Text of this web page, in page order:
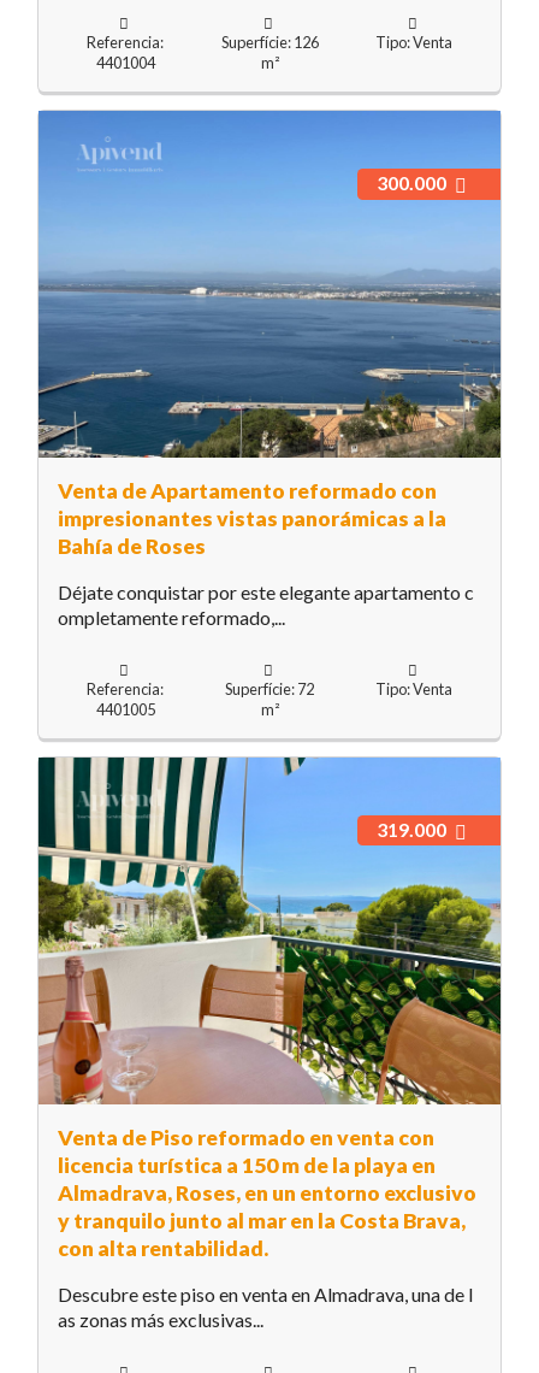
Referencia:
4401004
Superfície: 126
m²
Tipo: Venta
Venta de Apartamento reformado con
impresionantes vistas panorámicas a la
Bahía de Roses
300.000
Déjate conquistar por este elegante apartamento c
ompletamente reformado,...
Referencia:
4401005
Superfície: 72
m²
Tipo: Venta
Venta de Piso reformado en venta con
licencia turística a 150 m de la playa en
Almadrava, Roses, en un entorno exclusivo
y tranquilo junto al mar en la Costa Brava,
con alta rentabilidad.
319.000
Descubre este piso en venta en Almadrava, una de l
as zonas más exclusivas...